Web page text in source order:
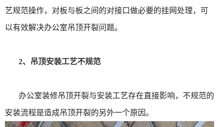
艺规范操作，对板与板之间的对接口做必要的挂网处理，可
以有效解决办公室吊顶开裂问题。
2、吊顶安装工艺不规范
办公室装修吊顶开裂与安装工艺存在直接影响，不规范的
安装流程是造成吊顶开裂的另外一个原因。